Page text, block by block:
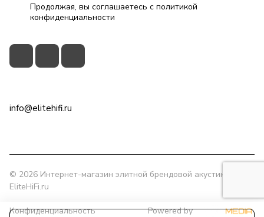
Продолжая, вы соглашаетесь с политикой
конфиденциальности
info@elitehifi.ru
© 2026 Интернет-магазин элитной брендовой акустики
EliteHiFi.ru
Конфиденциальность Powered by